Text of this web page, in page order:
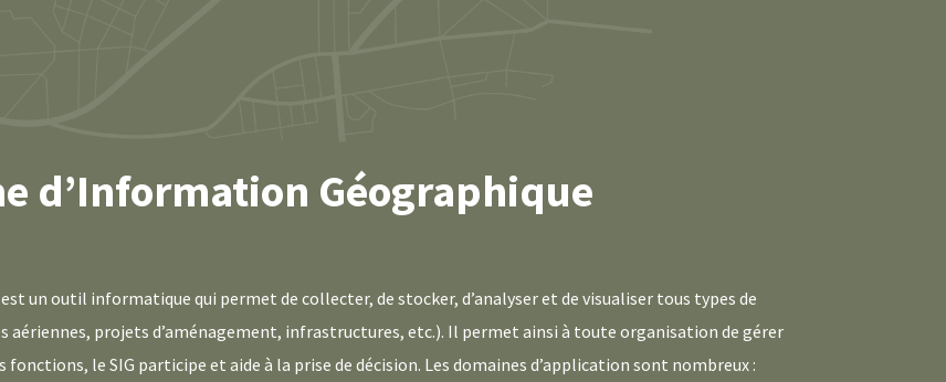
d’Information Géographique
un outil informatique qui permet de collecter, de stocker, d’analyser et de visualiser tous types de
projets d’aménagement, infrastructures, etc.). Il permet ainsi à toute organisation de gérer
le SIG participe et aide à la prise de décision. Les domaines d’application sont nombreux :